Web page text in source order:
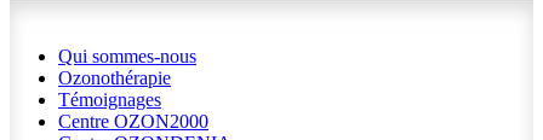
Qui sommes-nous
Ozonothérapie
Témoignages
Centre OZON2000